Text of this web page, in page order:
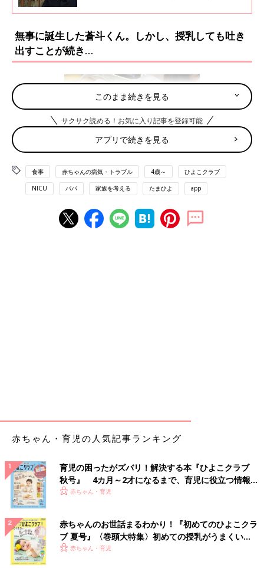
院して治療。退院後、地元の公立小学校への入
るとの理由から入学が認められるまでに苦労し
られるまでのこと、学校生活のサポート、子育
無事に誕生した蒼斗くん。しかし、授乳しても吐き
出すことが続き…
そうで…。これはあきらかにおかしい、おなかを開けて見るしか
ないと、緊急手術をすることになりました」（パパ・拓哉さん）
めて手術したときのものです。おなかが黒くなる原因を探そうと
蒼斗くんのおなかを開けたところ、あることがわかりました。
「小腸の最初の部分がねじれていたんです。その影響で、先に血
液がいかなくなってしまい、大部分が壊死した状態でした。もと
もと、胎内で成長する際に、腸回転異常症（腸が生まれつきおな
かの中で正しい位置に納まらない先天異常）で、腸がねじれやす
い状態だったそう。蒼斗の場合は、腸がねじれる中腸軸捻転を合
このまま続きを見る
サクサク読める！お気に入り記事を登録可能
アプリで続きを見る
食事 赤ちゃんの病気・トラブル 4歳～ ひよこクラブ
NICU パパ 家族を考える たまひよ app
赤ちゃん・育児の人気記事ランキング
育児の困ったがズバリ！解決する本『ひよこクラブ
秋号』 4カ月～2才になるまで、育児に役立つ情報が
いっぱい！
赤ちゃん・育児
赤ちゃんのお世話まるわかり！『初めてのひよこクラ
ブ 夏号』〈巻頭大特集〉初めての授乳がうまくい
く！ おっぱい・ミルクの基本と夏のトラブル 解決テ
赤ちゃん・育児